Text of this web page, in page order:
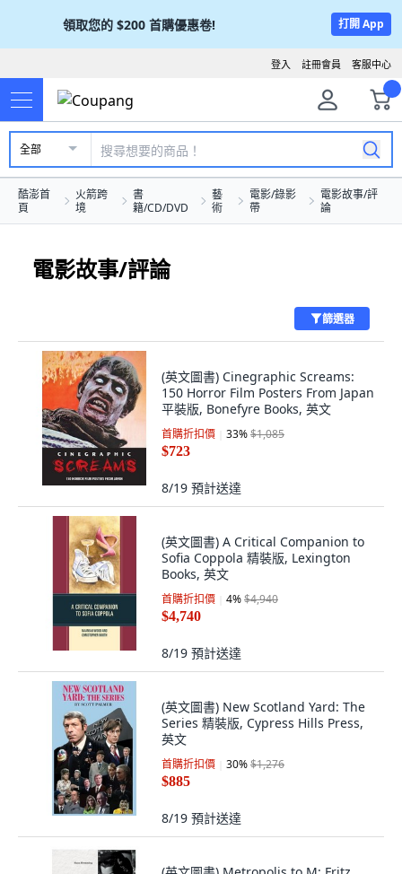
領取您的 $200 首購優惠卷! 打開 App
客服中心
註冊會員
登入
全部
酷澎首
頁
火箭跨
境
書
籍/CD/DVD
藝
術
電影/錄影
帶
電影故事/評
論
電影故事/評論
篩選器
(英文圖書) Cinegraphic Screams:
150 Horror Film Posters From Japan
平裝版, Bonefyre Books, 英文
首購折扣價 33%$1,085
$723
8/19 預計送達
(英文圖書) A Critical Companion to
Sofia Coppola 精裝版, Lexington
Books, 英文
首購折扣價 4%$4,940
$4,740
8/19 預計送達
(英文圖書) New Scotland Yard: The
Series 精裝版, Cypress Hills Press,
英文
首購折扣價 30%$1,276
$885
8/19 預計送達